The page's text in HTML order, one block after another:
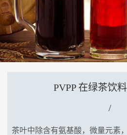
PVPP 在绿茶饮
/
茶叶中除含有氨基酸，微量元素